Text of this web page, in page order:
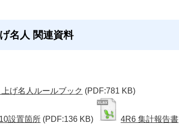
名人 関連資料
げ名人ルールブック (PDF:781 KB)
設置箇所 (PDF:136 KB) 4R6 集計報告書